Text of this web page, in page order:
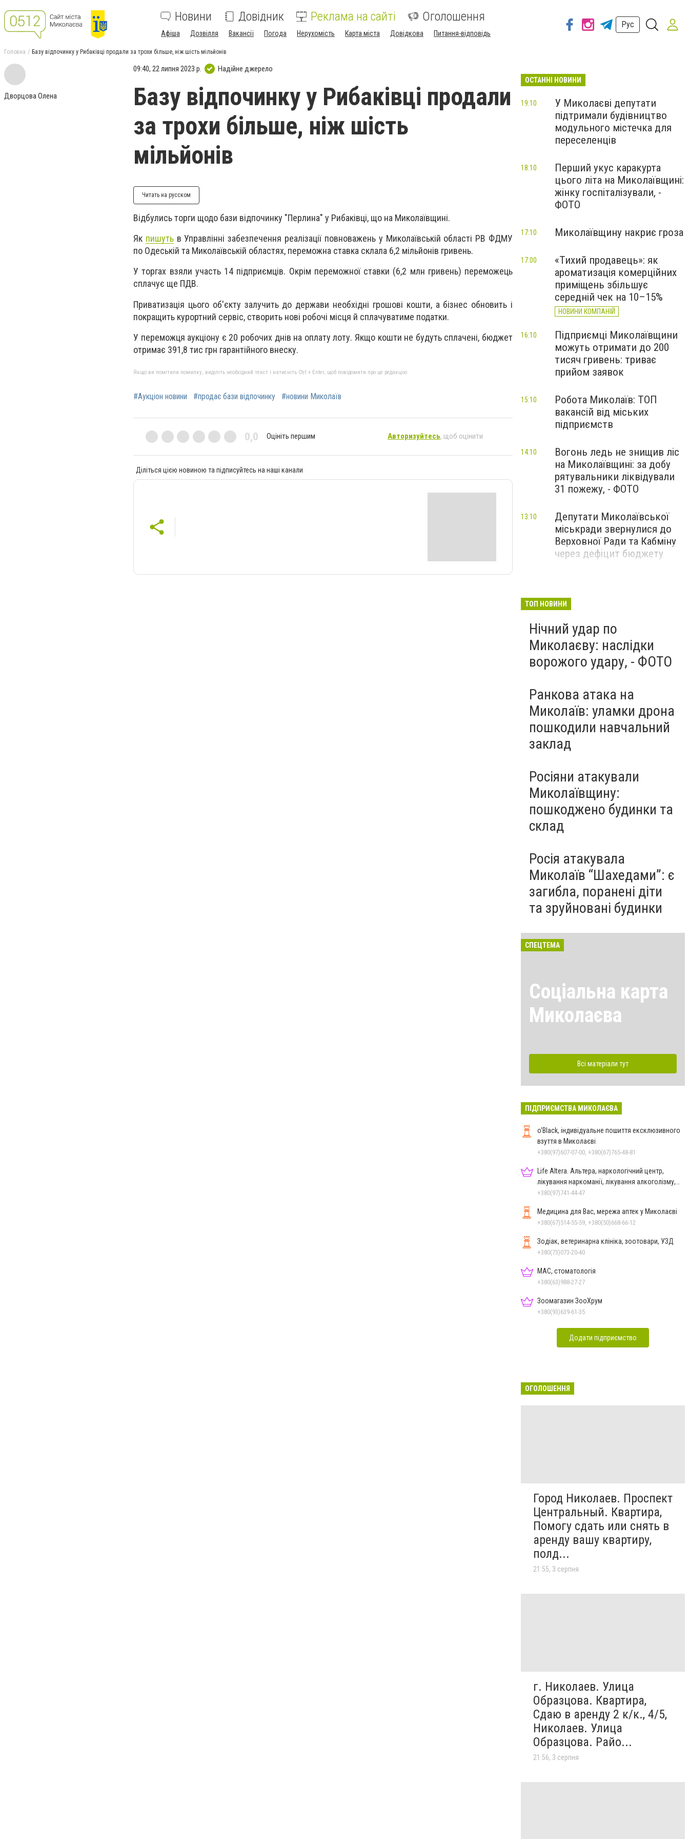
Новини Довідник Реклама на сайті Оголошення
Афіша Дозвілля Вакансії Погода Нерухомість Карта міста Довідкова Питання-відповідь
Рус
Головна Базу відпочинку у Рибаківці продали за трохи більше, ніж шість мільйонів
Дворцова Олена
09:40, 22 липня 2023 р. Надійне джерело
Базу відпочинку у Рибаківці продали
за трохи більше, ніж шість
мільйонів
Читать на русском
Відбулись торги щодо бази відпочинку "Перлина" у Рибаківці, що на Миколаївщині.
Як пишутьв Управлінні забезпечення реалізації повноважень у Миколаївській області РВ ФДМУ
по Одеській та Миколаївській областях, переможна ставка склала 6,2 мільйонів гривень.
У торгах взяли участь 14 підприємців. Окрім переможної ставки (6,2 млн гривень) переможець
сплачує ще ПДВ.
Приватизація цього об'єкту залучить до держави необхідні грошові кошти, а бізнес обновить і
покращить курортний сервіс, створить нові робочі місця й сплачуватиме податки.
У переможця аукціону є 20 робочих днів на оплату лоту. Якщо кошти не будуть сплачені, бюджет
отримає 391,8 тис грн гарантійного внеску.
Якщо ви помітили помилку, виділіть необхідний текст і натисніть Ctrl + Enter, щоб повідомити про це редакцію
#Аукціон новини #продає бази відпочинку #новини Миколаїв
0,0 Оцініть першим Авторизуйтесь, щоб оцінити
Діліться цією новиною та підписуйтесь на наші канали
ОСТАННІ НОВИНИ
У Миколаєві депутати
підтримали будівництво
модульного містечка для
переселенців
19:10
Перший укус каракурта
цього літа на Миколаївщині:
жінку госпіталізували, -
ФОТО
18:10
Миколаївщину накриє гроза
17:10
«Тихий продавець»: як
ароматизація комерційних
приміщень збільшує
середній чек на 10–15%
НОВИНИ КОМПАНІЙ
17:00
Підприємці Миколаївщини
можуть отримати до 200
тисяч гривень: триває
прийом заявок
16:10
Робота Миколаїв: ТОП
вакансій від міських
підприємств
15:10
Вогонь ледь не знищив ліс
на Миколаївщині: за добу
рятувальники ліквідували
31 пожежу, - ФОТО
14:10
Депутати Миколаївської
міськради звернулися до
Верховної Ради та Кабміну
через дефіцит бюджету
13:10
ТОП НОВИНИ
Нічний удар по
Миколаєву: наслідки
ворожого удару, - ФОТО
Ранкова атака на
Миколаїв: уламки дрона
пошкодили навчальний
заклад
Росіяни атакували
Миколаївщину:
пошкоджено будинки та
склад
Росія атакувала
Миколаїв “Шахедами”: є
загибла, поранені діти
та зруйновані будинки
СПЕЦТЕМА
Соціальна карта
Миколаєва
Всі матеріали тут
ПІДПРИЄМСТВА МИКОЛАЄВА
o'Black, індивідуальне пошиття ексклюзивного
взуття в Миколаєві
+380(97)607-07-00, +380(67)765-48-81
Life Altera. Альтера, наркологічний центр,
лікування наркоманії, лікування алкоголізму,
зняття ломки
+380(97)741-44-47
Медицина для Вас, мережа аптек у Миколаєві
+380(67)514-55-59, +380(50)668-66-12
Зодіак, ветеринарна клініка, зоотовари, УЗД
+380(73)073-20-40
МАС, стоматологія
+380(63)988-27-27
Зоомагазин ЗооХрум
+380(93)639-61-35
Додати підприємство
ОГОЛОШЕННЯ
Город Николаев. Проспект
Центральный. Квартира,
Помогу сдать или снять в
аренду вашу квартиру,
полд...
21:55, 3 серпня
г. Николаев. Улица
Образцова. Квартира,
Сдаю в аренду 2 к/к., 4/5,
Николаев. Улица
Образцова. Райо...
21:56, 3 серпня